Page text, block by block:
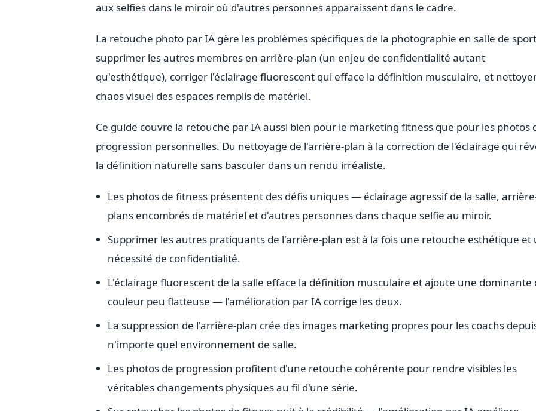
aux selfies dans le miroir où d'autres personnes apparaissent dans le cadre.
La retouche photo par IA gère les problèmes spécifiques de la photographie en salle de
supprimer les autres membres en arrière-plan (un enjeu de confidentialité autant
qu'esthétique), corriger l'éclairage fluorescent qui efface la définition musculaire, et
chaos visuel des espaces remplis de matériel.
Ce guide couvre la retouche par IA aussi bien pour le marketing fitness que pour les photos
progression personnelles. Du nettoyage de l'arrière-plan à la correction de l'éclairage qui
la définition naturelle sans basculer dans un rendu irréaliste.
Les photos de fitness présentent des défis uniques — éclairage agressif de la salle,
plans encombrés de matériel et d'autres personnes dans chaque selfie au miroir.
Supprimer les autres pratiquants de l'arrière-plan est à la fois une retouche esthétique et
nécessité de confidentialité.
L'éclairage fluorescent de la salle efface la définition musculaire et ajoute une dominante
couleur peu flatteuse — l'amélioration par IA corrige les deux.
La suppression de l'arrière-plan crée des images marketing propres pour les coachs
n'importe quel environnement de salle.
Les photos de progression profitent d'une retouche cohérente pour rendre visibles les
véritables changements physiques au fil d'une série.